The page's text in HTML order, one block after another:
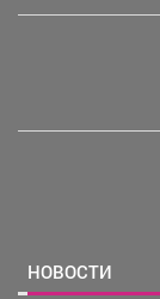
НОВОСТИ